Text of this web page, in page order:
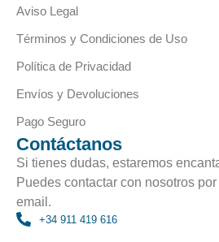
Aviso Legal
Términos y Condiciones de Uso
Política de Privacidad
Envíos y Devoluciones
Pago Seguro
Contáctanos
Si tienes dudas, estaremos
Puedes contactar con nosotros
email.
+34 911 419 616